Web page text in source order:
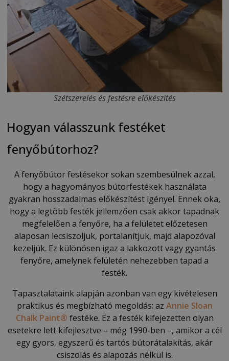
Szétszerelés és festésre előkészítés
Hogyan válasszunk festéket
fenyőbútorhoz?
A fenyőbútor festésekor sokan szembesülnek azzal,
hogy a hagyományos bútorfestékek használata
gyakran hosszadalmas előkészítést igényel. Ennek oka,
hogy a legtöbb festék jellemzően csak akkor tapadnak
megfelelően a fenyőre, ha a felületet előzetesen
alaposan lecsiszoljuk, portalanítjuk, majd alapozóval
kezeljük. Ez különösen igaz a lakkozott vagy gyantás
fenyőre, amelynek felületén nehezebben tapad a
festék.
Tapasztalataink alapján azonban van egy kivételesen
praktikus és megbízható megoldás: az Annie Sloan
Chalk Paint® festéke. Ez a festék kifejezetten olyan
esetekre lett kifejlesztve – még 1990-ben –, amikor a cél
egy gyors, egyszerű és tartós bútorátalakítás, akár
csiszolás és alapozás nélkül is.